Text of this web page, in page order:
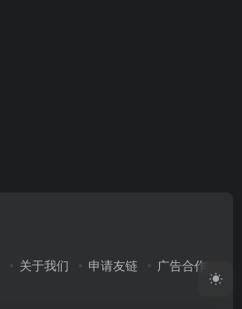
关于我们 申请友链 广告合作